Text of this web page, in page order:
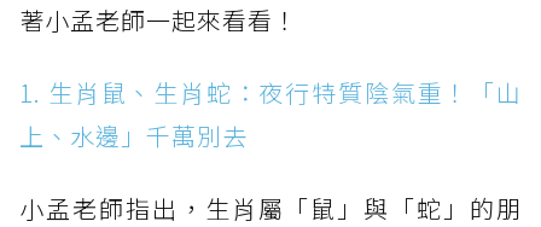
著小孟老師一起來看看！
1. 生肖鼠、生肖蛇：夜行特質陰氣重！「山
上、水邊」千萬別去
小孟老師指出，生肖屬「鼠」與「蛇」的朋